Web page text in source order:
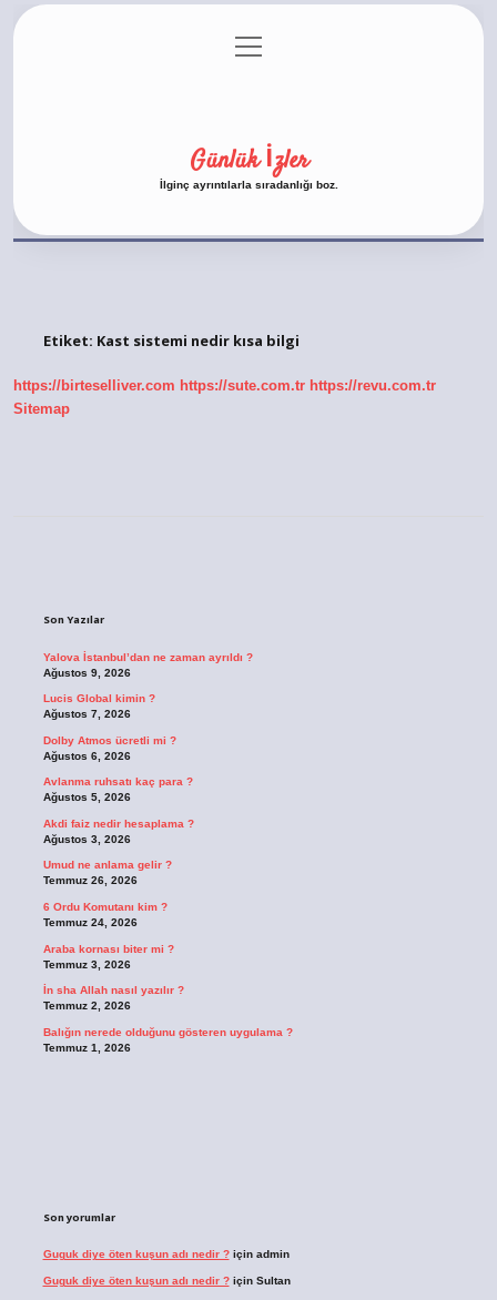
Gizlilik Politikası
menüyü
aç
Günlük İzler
İlginç ayrıntılarla sıradanlığı boz.
Etiket: Kast sistemi nedir kısa bilgi
https://birteselliver.com https://sute.com.tr https://revu.com.tr
Sitemap
Son Yazılar
Yalova İstanbul’dan ne zaman ayrıldı ?
Ağustos 9, 2026
Lucis Global kimin ?
Ağustos 7, 2026
Dolby Atmos ücretli mi ?
Ağustos 6, 2026
Avlanma ruhsatı kaç para ?
Ağustos 5, 2026
Akdi faiz nedir hesaplama ?
Ağustos 3, 2026
Umud ne anlama gelir ?
Temmuz 26, 2026
6 Ordu Komutanı kim ?
Temmuz 24, 2026
Araba kornası biter mi ?
Temmuz 3, 2026
İn sha Allah nasıl yazılır ?
Temmuz 2, 2026
Balığın nerede olduğunu gösteren uygulama ?
Temmuz 1, 2026
Son yorumlar
Guguk diye öten kuşun adı nedir ?için admin
Guguk diye öten kuşun adı nedir ?için Sultan